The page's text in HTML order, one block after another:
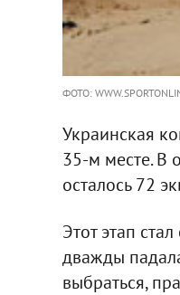
ФОТО:
Украинская
35-м месте. В
осталось 72
Этот этап
дважды
выбраться,